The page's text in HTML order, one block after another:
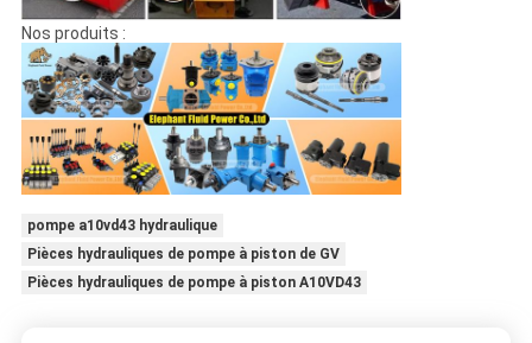
Nos produits :
pompe a10vd43 hydraulique
Pièces hydrauliques de pompe à piston de GV
Pièces hydrauliques de pompe à piston A10VD43